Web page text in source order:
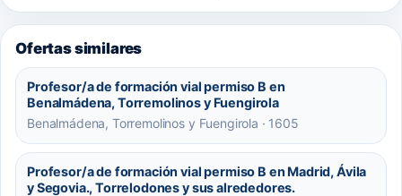
Ofertas similares
Profesor/a de formación vial permiso B en
Benalmádena, Torremolinos y Fuengirola
Benalmádena, Torremolinos y Fuengirola · 1605
Profesor/a de formación vial permiso B en Madrid, Ávila
y Segovia., Torrelodones y sus alrededores.